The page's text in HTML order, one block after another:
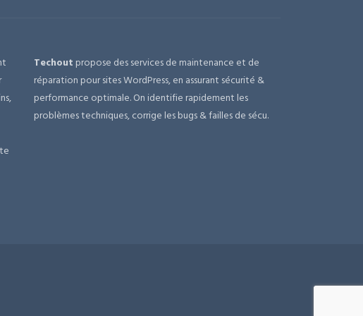
Techout propose des services de maintenance et de
réparation pour sites WordPress, en assurant sécurité &
performance optimale. On identifie rapidement les
problèmes techniques, corrige les bugs & failles de sécu.